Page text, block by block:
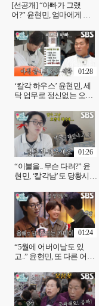
[선공개] “아빠가 그랬
어?” 윤현민, 엄마에게 전
또 다른 어머니)
‘칼각 하우스’ 윤현민, 세
탁 업무로 정신없는 오전
01:28
“이불을.. 무슨 다려?” 윤
현민, ‘칼각남’도 당황시키
01:26
“5월에 어버이날도 있
고..” 윤현민, 또 다른 어머
이션♥
01:24